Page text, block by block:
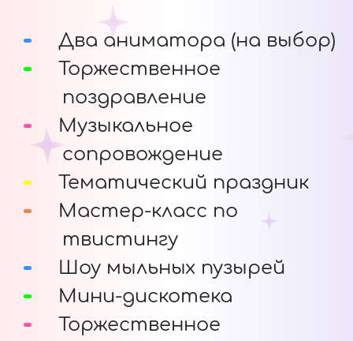
Два аниматора (на выбор)
Торжественное
поздравление
Музыкальное
сопровождение
Тематический праздник
Мастер-класс по
твистингу
Шоу мыльных пузырей
Мини-дискотека
Торжественное